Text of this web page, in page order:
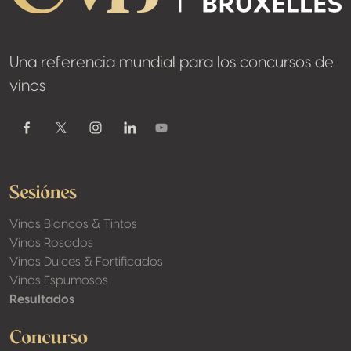
Una referencia mundial para los concursos de
vinos
FacebookTwitter / XInstagramLinkedinYoutube
Sesiónes
Vinos Blancos & Tintos
Vinos Rosados
Vinos Dulces & Fortificados
Vinos Espumosos
Resultados
Concurso